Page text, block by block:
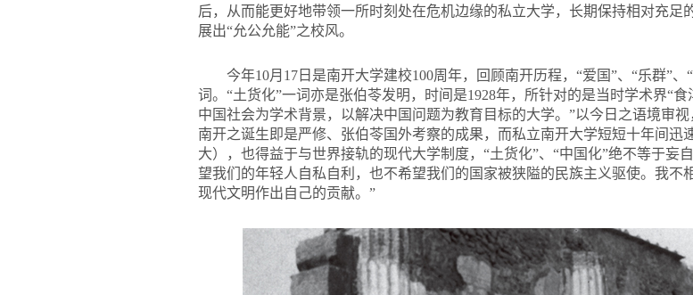
后，从而能更好地带领一所时刻处在危机边缘的私立大学，长期保持相对充足
展出“允公允能”之校风。
今年10月17日是南开大学建校100周年，回顾南开历程，“爱国”、“乐群”
词。“土货化”一词亦是张伯苓发明，时间是1928年，所针对的是当时学术界“
中国社会为学术背景，以解决中国问题为教育目标的大学。”以今日之语境审
南开之诞生即是严修、张伯苓国外考察的成果，而私立南开大学短短十年间
大），也得益于与世界接轨的现代大学制度，“土货化”、“中国化”绝不等于妄
望我们的年轻人自私自利，也不希望我们的国家被狭隘的民族主义驱使。我
现代文明作出自己的贡献。”